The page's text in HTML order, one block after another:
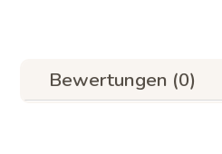
Bewertungen (0)